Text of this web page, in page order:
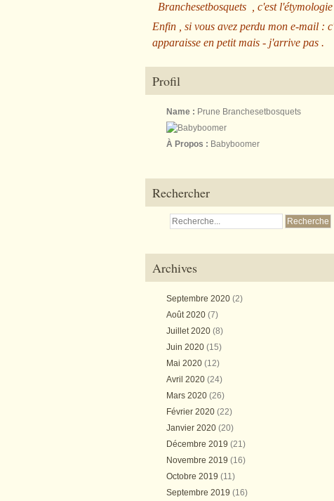
Branchesetbosquets
, c'est
Enfin , si vous avez perdu mon e-mail :
apparaisse en petit mais - j'arrive pas .
Profil
Name : Prune Branchesetbosquets
À Propos : Babyboomer
Rechercher
Archives
Septembre 2020 (2)
Août 2020 (7)
Juillet 2020 (8)
Juin 2020 (15)
Mai 2020 (12)
Avril 2020 (24)
Mars 2020 (26)
Février 2020 (22)
Janvier 2020 (20)
Décembre 2019 (21)
Novembre 2019 (16)
Octobre 2019 (11)
Septembre 2019 (16)